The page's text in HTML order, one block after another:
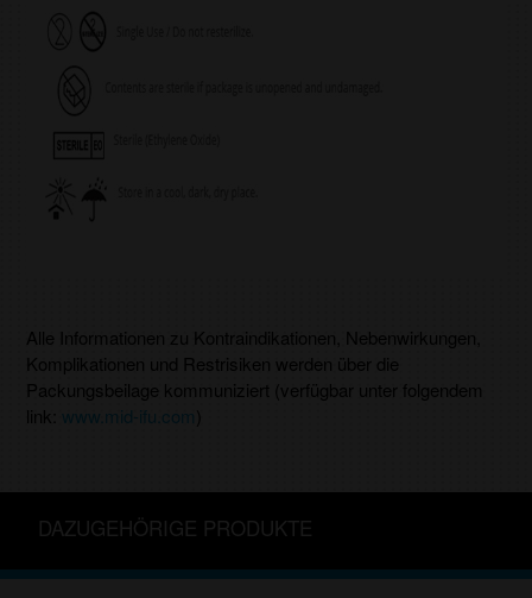
Alle Informationen zu Kontraindikationen, Nebenwirkungen,
Komplikationen und Restrisiken werden über die
Packungsbeilage kommuniziert (verfügbar unter folgendem
link: www.mid-ifu.com
DAZUGEHÖRIGE PRODUKTE